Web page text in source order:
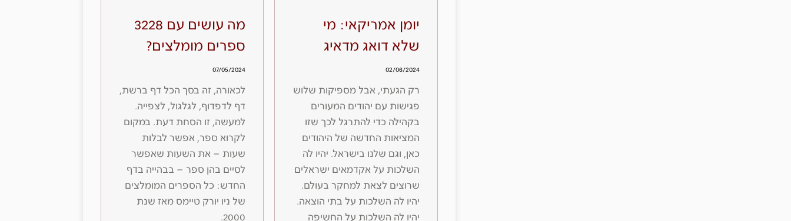
יומן אמריקאי: מי
שלא דואג מדאיג
02/06/2024
רק הגעתי, אבל מספיקות שלוש
פגישות עם יהודים המעורים
בקהילה כדי להתרגל לכך שזו
המציאות החדשה של היהודים
כאן, וגם שלנו בישראל. יהיו לה
השלכות על אקדמאים ישראלים
שרוצים לצאת למחקר בעולם.
יהיו לה השלכות על בתי הוצאה.
יהיו לה השלכות על החשיפה
מה עושים עם 3228
ספרים מומלצים?
07/05/2024
לכאורה, זה בסך הכל דף ברשת,
דף לדפדוף, לגלגול, לצפייה.
למעשה, זו הסחת דעת. במקום
לקרוא ספר, אפשר לבלות
שעות – את השעות שאפשר
לסיים בהן ספר – בבהייה בדף
החדש: כל הספרים המומלצים
של ניו יורק טיימס מאז שנת
2000.